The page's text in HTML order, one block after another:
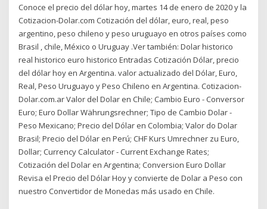
Conoce el precio del dólar hoy, martes 14 de enero de 2020 y la
Cotizacion-Dolar.com Cotización del dólar, euro, real, peso
argentino, peso chileno y peso uruguayo en otros países como
Brasil , chile, México o Uruguay .Ver también: Dolar historico
real historico euro historico Entradas Cotización Dólar, precio
del dólar hoy en Argentina. valor actualizado del Dólar, Euro,
Real, Peso Uruguayo y Peso Chileno en Argentina. Cotizacion-
Dolar.com.ar Valor del Dolar en Chile; Cambio Euro - Conversor
Euro; Euro Dollar Währungsrechner; Tipo de Cambio Dolar -
Peso Mexicano; Precio del Dólar en Colombia; Valor do Dolar
Brasil; Precio del Dólar en Perú; CHF Kurs Umrechner zu Euro,
Dollar; Currency Calculator - Current Exchange Rates;
Cotización del Dolar en Argentina; Conversion Euro Dollar
Revisa el Precio del Dólar Hoy y convierte de Dolar a Peso con
nuestro Convertidor de Monedas más usado en Chile.